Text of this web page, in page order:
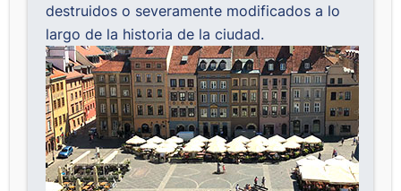
destruidos o severamente modificados a lo
largo de la historia de la ciudad.